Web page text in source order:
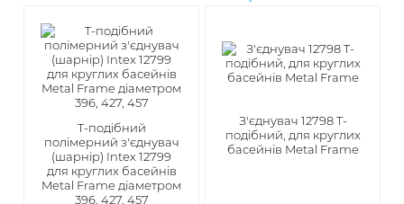
T-подібний
полімерний з'єднувач
(шарнір) Intex 12799
для круглих басейнів
Metal Frame діаметром
396, 427, 457
З'єднувач 12798 T-
подібний, для круглих
басейнів Metal Frame